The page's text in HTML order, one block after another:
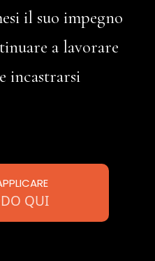
il suo impegno
a lavorare
incastrarsi
QUI